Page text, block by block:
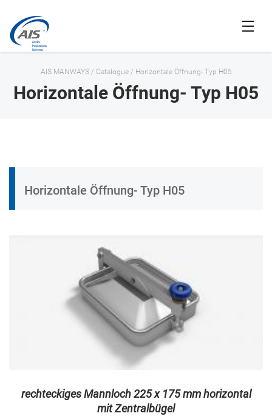
AIS MANWAYS/ Catalogue/ Horizontale Öffnung- Typ H05
Horizontale Öffnung- Typ H05
Horizontale Öffnung- Typ H05
rechteckiges Mannloch 225 x 175 mm horizontal
mit Zentralbügel